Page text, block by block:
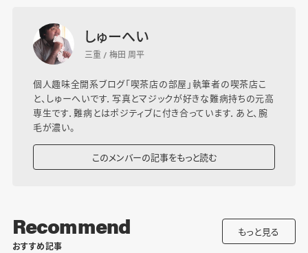
しゅーへい
三重 / 梅田 周平
個人趣味全開系ブログ「喫茶店の部屋」執筆者の喫茶店こ
と、しゅーへいです．写真とマジックが好きな難病持ちの元高
専生です．難病とはポジティブに付き合っています．あと、腕
毛が濃い。
このメンバーの記事をもっと読む
Recommend
おすすめ記事
もっと見る